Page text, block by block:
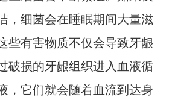
，细菌会在睡眠期间大量滋
些有害物质不仅会导致牙龈
破损的牙龈组织进入血液循
，它们就会随着血流到达身